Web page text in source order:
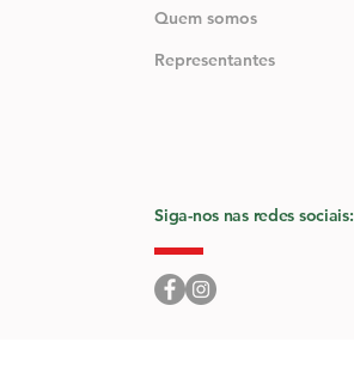
Quem somos
Representantes
Siga-nos nas redes sociais: